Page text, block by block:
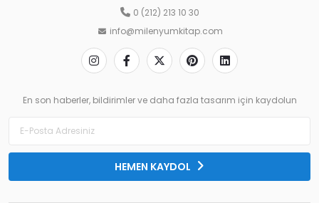
0 (212) 213 10 30
info@milenyumkitap.com
En son haberler, bildirimler ve daha fazla tasarım için kaydolun
HEMEN KAYDOL